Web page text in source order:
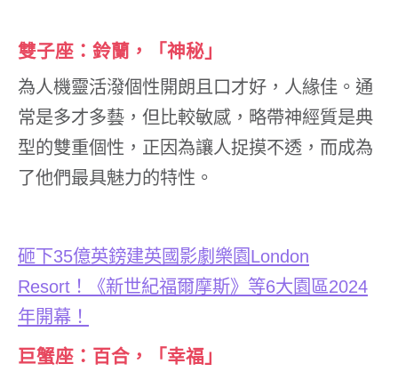
雙子座：鈴蘭，「神秘」
為人機靈活潑個性開朗且口才好，人緣佳。通
常是多才多藝，但比較敏感，略帶神經質是典
型的雙重個性，正因為讓人捉摸不透，而成為
了他們最具魅力的特性。
砸下35億英鎊建英國影劇樂園London
Resort ！《新世紀福爾摩斯》等6大園區2024
年開幕！
巨蟹座：百合，「幸福」